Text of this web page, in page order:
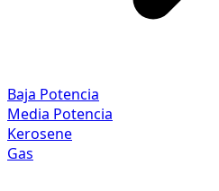
Baja Potencia
Media Potencia
Kerosene
Gas